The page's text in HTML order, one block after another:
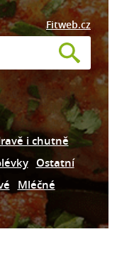
Fitweb.cz
i chutně
Ostatní
Mléčné